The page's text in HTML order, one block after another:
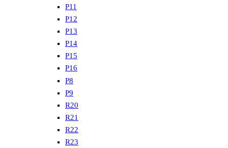
P11
P12
P13
P14
P15
P16
P8
P9
R20
R21
R22
R23